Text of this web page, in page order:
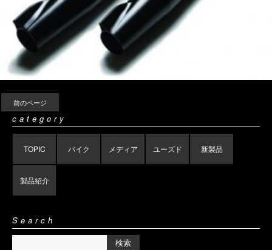
前のページ
category
TOPIC バイク メディア ユーズド 新製品
製品紹介
Search